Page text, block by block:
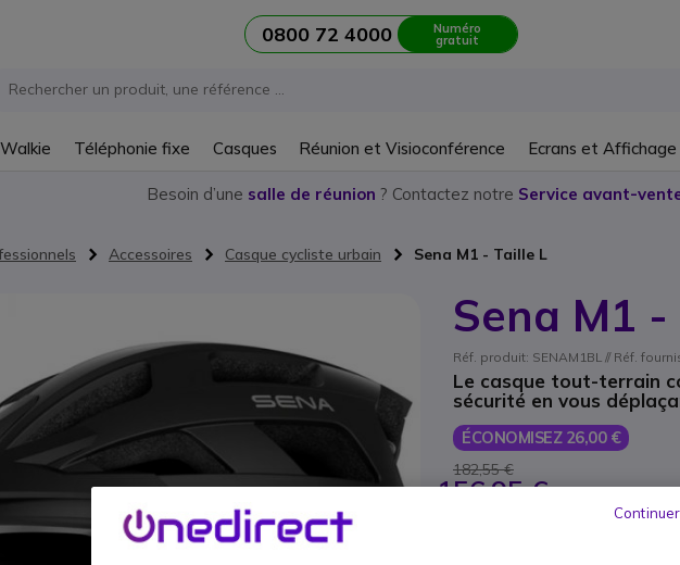
0800 72 4000 Numéro
gratuit
Téléphonie fixe Casques Réunion et Visioconférence Ecrans et
Besoin d’une salle de réunion ? Contactez notre Service avant-
Accessoires Casque cycliste urbain Sena M1 - Taille L
Sena M1 -
Réf. produit: SENAM1BL // Réf.
Le casque tout-terrain
sécurité en vous
ÉCONOMISEZ 26,00 €
182,55 €
156,95 €